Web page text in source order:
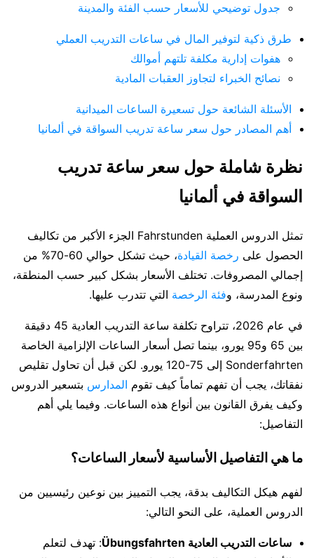
جدول توضيحي للأسعار حسب الفئة والمدينة
طرق ذكية لتوفير المال في ساعات التدريب العملي
هفوات إدارية مكلفة تلتهم أموالك
نصائح الخبراء لتجاوز العقبات المادية
الأسئلة الشائعة حول تسعيرة الساعات الميدانية
أهم المصادر حول سعر ساعة تدريب السواقة في ألمانيا
نظرة شاملة حول سعر ساعة تدريب
السواقة في ألمانيا
تمثل الدروس العملية Fahrstunden الجزء الأكبر من تكاليف
الحصول على رخصة القيادة
، حيث تشكل حوالي 60-70% من
إجمالي المصروفات. تختلف الأسعار بشكل كبير حسب المنطقة،
ونوع المدرسة، وفئة الرخصة التي تتدرب عليها.
في عام 2026، تتراوح تكلفة ساعة التدريب العادية 45 دقيقة
بين 65 و95 يورو، بينما تصل أسعار الساعات الإلزامية الخاصة
Sonderfahrten إلى 75-120 يورو. لكن قبل أن تحاول تقليص
نفقاتك، يجب أن تفهم تماماً كيف تقوم المدارس بتسعير الدروس
وكيف يفرق القانون بين أنواع هذه الساعات. وفيما يلي أهم
التفاصيل:
ما هي التفاصيل الأساسية لأسعار الساعات؟
لفهم هيكل التكاليف بدقة، يجب التمييز بين نوعين رئيسيين من
الدروس العملية، على النحو التالي:
ساعات التدريب العادية Übungsfahrten
: تهدف لتعلم